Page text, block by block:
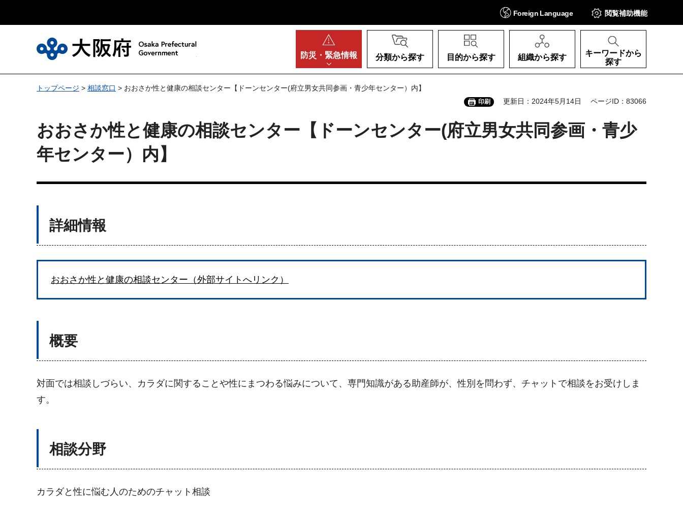
Foreign Language 閲覧補助機能
防災・ 緊急情報 分類から探す 目的から探す 組織から探す
キーワードから
探す
トップページ > 相談窓口 > おおさか性と健康の相談センター【ドーンセンター(府立男女共同参画・青少年センター）内】
印刷 更新日：2024年5月14日 ページID：83066
おおさか性と健康の相談センター【ドーンセンター(府立男女共同参画・青少
年センター）内】
詳細情報
おおさか性と健康の相談センター（外部サイトへリンク）
概要
対面では相談しづらい、カラダに関することや性にまつわる悩みについて、専門知識がある助産師が、性別を問わず、チャットで相談をお受けしま
す。
相談分野
カラダと性に悩む人のためのチャット相談